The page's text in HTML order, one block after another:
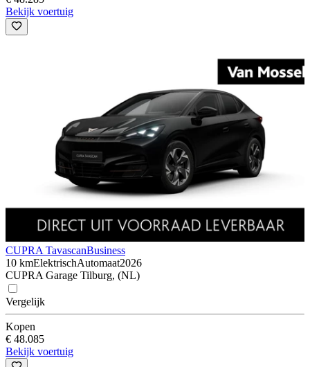
Bekijk voertuig
CUPRA TavascanBusiness
10 kmElektrischAutomaat2026
CUPRA Garage Tilburg, (NL)
Vergelijk
Kopen
€ 48.085
Bekijk voertuig